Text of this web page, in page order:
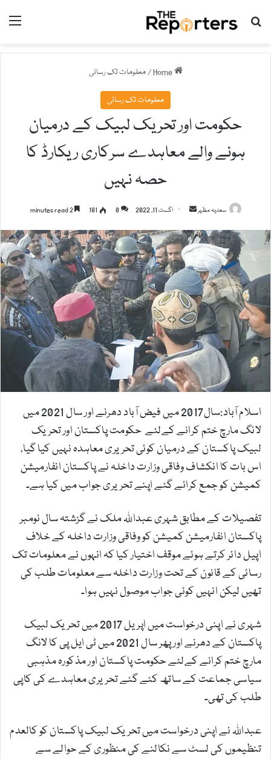
Search for
Home
/معلومات تک رسائی
معلومات تک رسائی
حکومت اور تحریک لبیک کے درمیان
ہونے والے معاہدے سرکاری ریکارڈ کا
حصہ نہیں
سعدیہ مظہر
n
d
a
n
e
m
a
i
l
اگست 11, 2022 0
181
2 minutes read
اسلام آباد:سال2017 میں فیض آباد دھرنے اور سال 2021 میں
لانگ مارچ ختم کرانے کےلئے حکومت پاکستان اور تحریک
لبیک پاکستان کے درمیان کوئی تحریری معاہدہ نہیں کیا گیا،
اس بات کا انکشاف وفاقی وزارت داخلہ نے پاکستان انفارمیشن
کمیشن کو جمع کرائے گئے اپنے تحریری جواب میں کیا ہے۔
تفصیلات کے مطابق شہری عبداللہ ملک نے گزشتہ سال نومبر
پاکستان انفارمیشن کمیشن کو وفاقی وزارت داخلہ کے خلاف
اپیل دائر کرتے ہوئے موقف اختیار کیا کہ انہوں نے معلومات تک
رسائی کے قانون کے تحت وزارت داخلہ سے معلومات طلب کی
تھیں لیکن انہیں کوئی جواب موصول نہیں ہوا۔
شہری نے اپنی درخواست میں اپریل 2017 میں تحریک لبیک
پاکستان کے دھرنے اور پھر سال 2021 میں ٹی ایل پی کا لانگ
مارچ ختم کرانے کےلئے حکومت پاکستان اور مذکورہ مذہبی
سیاسی جماعت کے ساتھ کئے گئے تحریری معاہدے کی کاپی
طلب کی تھی۔
عبداللہ نے اپنی درخواست میں تحریک لبیک پاکستان کو کالعدم
تنظیموں کی لسٹ سے نکالنے کی منظوری کے حوالے سے